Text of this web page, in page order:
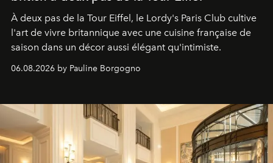
À deux pas de la Tour Eiffel, le Lordy's Paris Club cultive
l'art de vivre britannique avec une cuisine française de
saison dans un décor aussi élégant qu'intimiste.
06.08.2026 by Pauline Borgogno